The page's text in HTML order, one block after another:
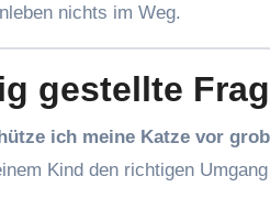
nichts im Weg.
gestellte
ich meine Katze vor
Kind den richtigen